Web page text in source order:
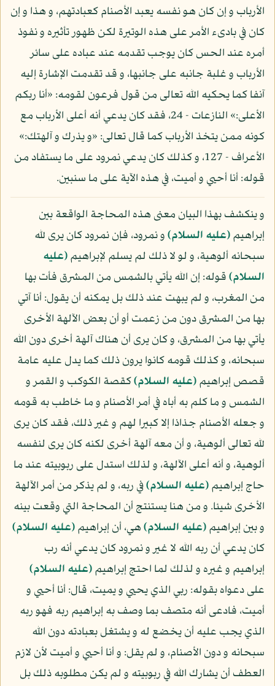
الأرباب و إن كان هو نفسه يعبد الأصنام كعبادتهم، و هذا و إن
كان في بادىء الأمر على هذه الوتيرة لكن ظهور تأثيره و نفوذ
أمره عند الحس كان يوجب تقدمه عند عباده على سائر
الأرباب و غلبة جانبه على جانبها، و قد تقدمت الإشارة إليه
آنفا كما يحكيه الله تعالى من قول فرعون لقومه: «أنا ربكم
الأعلى:» النازعات - 24، فقد كان يدعي أنه أعلى الأرباب مع
كونه ممن يتخذ الأرباب كما قال تعالى: «و يذرك و آلهتك:»
الأعراف - 127، و كذلك كان يدعي نمرود على ما يستفاد من
قوله: أنا أحيي و أميت، في هذه الآية على ما سنبين.
و ينكشف بهذا البيان معنى هذه المحاجة الواقعة بين
إبراهيم(عليه السلام)و نمرود، فإن نمرود كان يرى لله
سبحانه ألوهية، و لو لا ذلك لم يسلم لإبراهيم(عليه
السلام)قوله: إن الله يأتي بالشمس من المشرق فأت بها
من المغرب، و لم يبهت عند ذلك بل يمكنه أن يقول: أنا آتي
بها من المشرق دون من زعمت أو أن بعض الآلهة الأخرى
يأتي بها من المشرق، و كان يرى أن هناك آلهة أخرى دون الله
سبحانه، و كذلك قومه كانوا يرون ذلك كما يدل عليه عامة
قصص إبراهيم(عليه السلام)كقصة الكوكب و القمر و
الشمس و ما كلم به أباه في أمر الأصنام و ما خاطب به قومه
و جعله الأصنام جذاذا إلا كبيرا لهم و غير ذلك، فقد كان يرى
لله تعالى ألوهية، و أن معه آلهة أخرى لكنه كان يرى لنفسه
ألوهية، و أنه أعلى الآلهة، و لذلك استدل على ربوبيته عند ما
حاج إبراهيم(عليه السلام)في ربه، و لم يذكر من أمر الآلهة
الأخرى شيئا. و من هنا يستنتج أن المحاجة التي وقعت بينه
و بين إبراهيم(عليه السلام)هي، أن إبراهيم(عليه السلام)
كان يدعي أن ربه الله لا غير و نمرود كان يدعي أنه رب
إبراهيم و غيره و لذلك لما احتج إبراهيم(عليه السلام)
على دعواه بقوله: ربي الذي يحيي و يميت، قال: أنا أحيي و
أميت، فادعى أنه متصف بما وصف به إبراهيم ربه فهو ربه
الذي يجب عليه أن يخضع له و يشتغل بعبادته دون الله
سبحانه و دون الأصنام، و لم يقل: و أنا أحيي و أميت لأن لازم
العطف أن يشارك الله في ربوبيته و لم يكن مطلوبه ذلك بل